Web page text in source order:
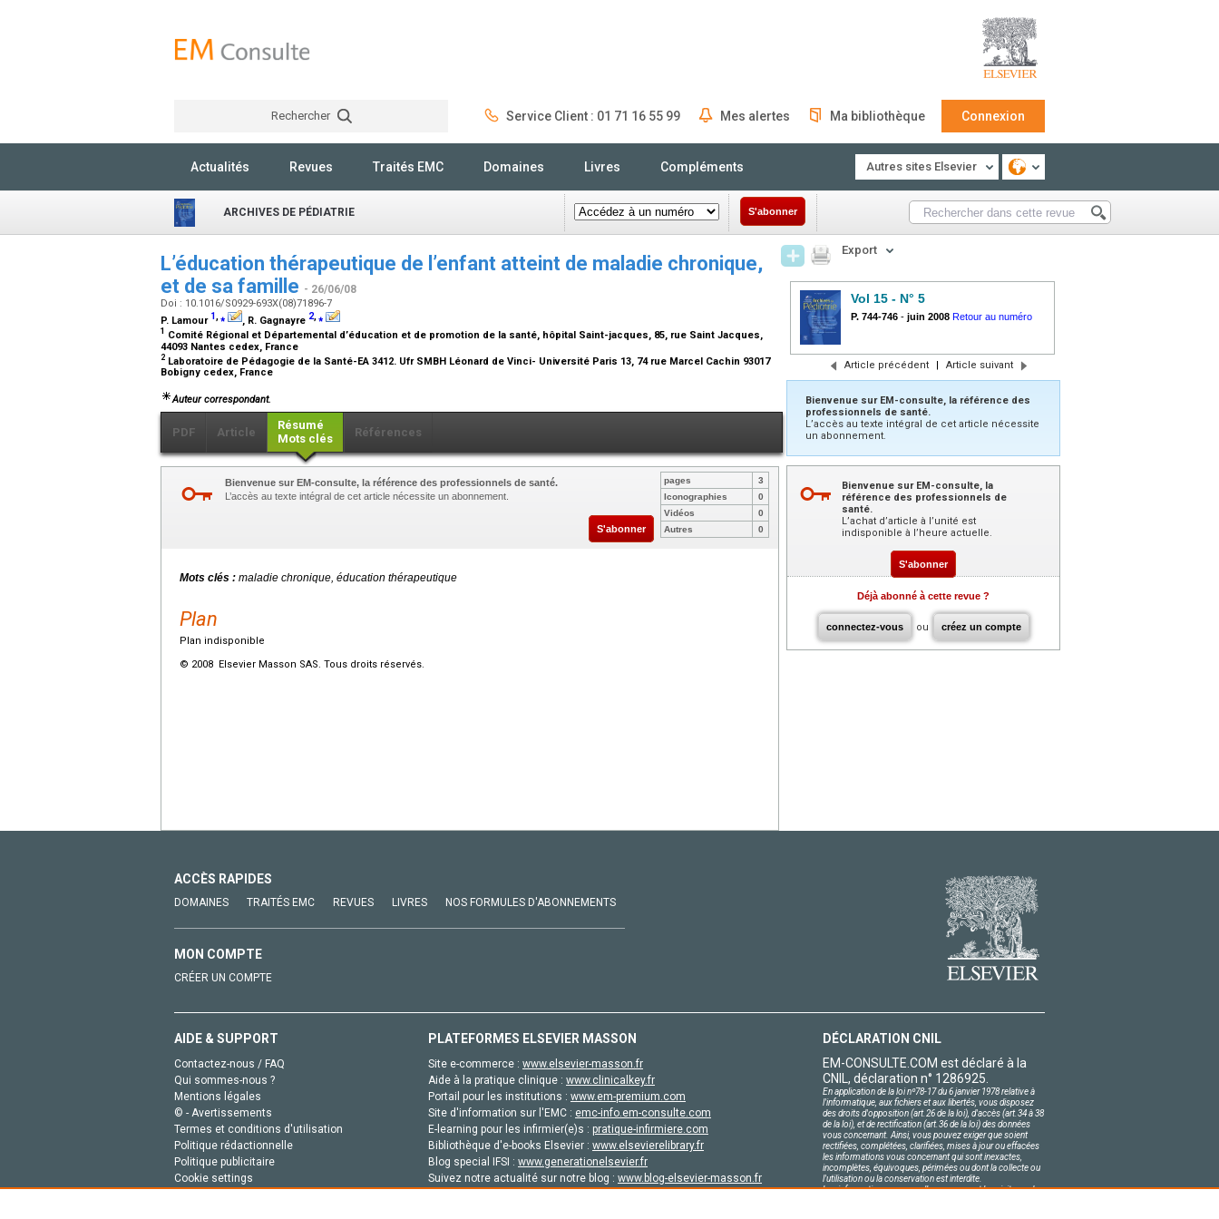
Rechercher Service Client : 01 71 16 55 99 Mes alertes Ma bibliothèque Connexion
Actualités Revues Traités EMC Domaines Livres Compléments Autres sites Elsevier
ARCHIVES DE PÉDIATRIE S'abonner
L’éducation thérapeutique de l’enfant atteint de maladie chronique,
et de sa famille - 26/06/08
Doi : 10.1016/S0929-693X(08)71896-7
P. Lamour 1,⁎ , R. Gagnayre 2,⁎
1 Comité Régional et Départemental d’éducation et de promotion de la santé, hôpital Saint-jacques, 85, rue Saint Jacques,
44093 Nantes cedex, France
2 Laboratoire de Pédagogie de la Santé-EA 3412. Ufr SMBH Léonard de Vinci- Université Paris 13, 74 rue Marcel Cachin 93017
Bobigny cedex, France
Auteur correspondant.
PDF Article
Résumé
Mots clés
Références
Bienvenue sur EM-consulte, la référence des professionnels de santé.
L’accès au texte intégral de cet article nécessite un abonnement.
S'abonner
pages
3
Iconographies
0
Vidéos
0
Autres
0
Mots clés : maladie chronique, éducation thérapeutique
Plan
Plan indisponible
© 2008 Elsevier Masson SAS. Tous droits réservés.
Export
Vol 15 - N° 5
P. 744-746 - juin 2008 Retour au numéro
Article précédent | Article suivant
Bienvenue sur EM-consulte, la référence des
professionnels de santé.
L’accès au texte intégral de cet article nécessite
un abonnement.
Bienvenue sur EM-consulte, la
référence des professionnels de
santé.
L’achat d’article à l’unité est
indisponible à l’heure actuelle.
S'abonner
Déjà abonné à cette revue ?
connectez-vous ou créez un compte
ACCÈS RAPIDES
DOMAINES TRAITÉS EMC REVUES LIVRES NOS FORMULES D'ABONNEMENTS
MON COMPTE
CRÉER UN COMPTE
AIDE & SUPPORT
Contactez-nous / FAQ
Qui sommes-nous ?
Mentions légales
© - Avertissements
Termes et conditions d'utilisation
Politique rédactionnelle
Politique publicitaire
Cookie settings
PLATEFORMES ELSEVIER MASSON
Site e-commerce : www.elsevier-masson.fr
Aide à la pratique clinique : www.clinicalkey.fr
Portail pour les institutions : www.em-premium.com
Site d'information sur l'EMC : emc-info.em-consulte.com
E-learning pour les infirmier(e)s : pratique-infirmiere.com
Bibliothèque d'e-books Elsevier : www.elsevierelibrary.fr
Blog special IFSI : www.generationelsevier.fr
Suivez notre actualité sur notre blog : www.blog-elsevier-masson.fr
DÉCLARATION CNIL
EM-CONSULTE.COM est déclaré à la
CNIL, déclaration n° 1286925.
En application de la loi nº78-17 du 6 janvier 1978 relative à
l'informatique, aux fichiers et aux libertés, vous disposez
des droits d'opposition (art.26 de la loi), d'accès (art.34 à 38
de la loi), et de rectification (art.36 de la loi) des données
vous concernant. Ainsi, vous pouvez exiger que soient
rectifiées, complétées, clarifiées, mises à jour ou effacées
les informations vous concernant qui sont inexactes,
incomplètes, équivoques, périmées ou dont la collecte ou
l'utilisation ou la conservation est interdite.
Les informations personnelles concernant les visiteurs de